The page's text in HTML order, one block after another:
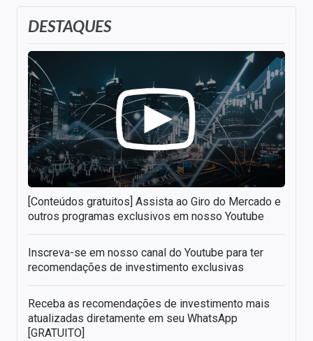
DESTAQUES
[Conteúdos gratuitos] Assista ao Giro do Mercado e
outros programas exclusivos em nosso Youtube
Inscreva-se em nosso canal do Youtube para ter
recomendações de investimento exclusivas
Receba as recomendações de investimento mais
atualizadas diretamente em seu WhatsApp
[GRATUITO]